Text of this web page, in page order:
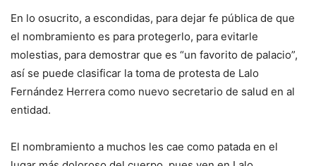
En lo osucrito, a escondidas, para dejar fe pública de que
el nombramiento es para protegerlo, para evitarle
molestias, para demostrar que es “un favorito de palacio”,
así se puede clasificar la toma de protesta de Lalo
Fernández Herrera como nuevo secretario de salud en al
entidad.
El nombramiento a muchos les cae como patada en el